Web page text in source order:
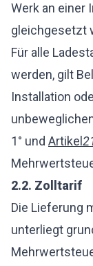
Werk an einer
gleichgesetzt
Für alle
werden, gilt
Installation
1° und Artikel
2.2. Zolltarif
Die Lieferung
unterliegt